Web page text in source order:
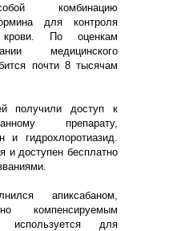
комбинацию
для контроля
По оценкам
медицинского
почти 8 тысячам
получили доступ к
препарату,
и гидрохлоротиазид.
и доступен бесплатно
апиксабаном,
компенсируемым
используется для